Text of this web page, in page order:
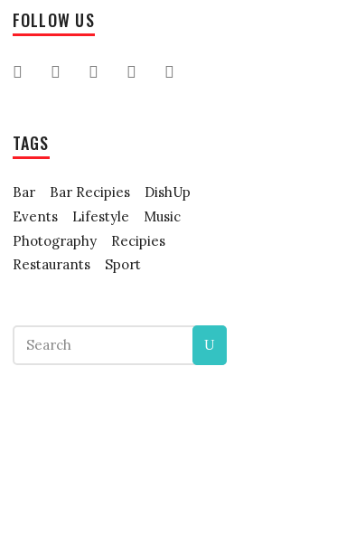
FOLLOW US
TAGS
Bar Bar Recipies
DishUp
Events
Lifestyle
Music
Photography
Recipies
Restaurants
Sport
Search
for: